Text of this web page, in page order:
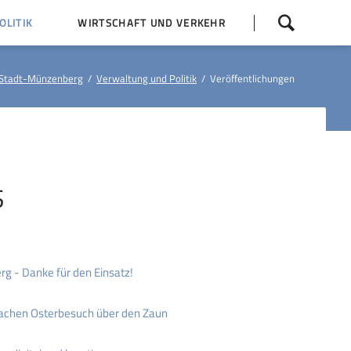
überspringen
WIRTSCHAFT UND VERKEHR
Münzenberg Verwaltung und Politik Veröffentlichungen
- Danke für den Einsatz!
Osterbesuch über den Zaun